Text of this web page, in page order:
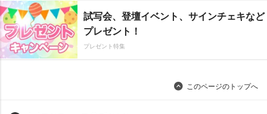
試写会、登壇イベント、サインチェキなど
プレゼント！
プレゼント特集
このページのトップへ